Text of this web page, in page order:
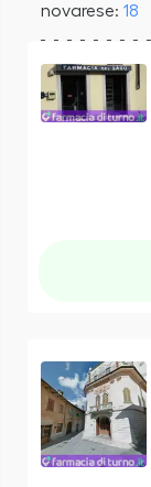
novarese: 18